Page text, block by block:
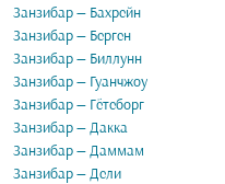
Занзибар — Бахрейн
Занзибар — Берген
Занзибар — Биллунн
Занзибар — Гуанчжоу
Занзибар — Гётеборг
Занзибар — Дакка
Занзибар — Даммам
Занзибар — Дели